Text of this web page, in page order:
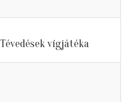
Tévedések vígjátéka